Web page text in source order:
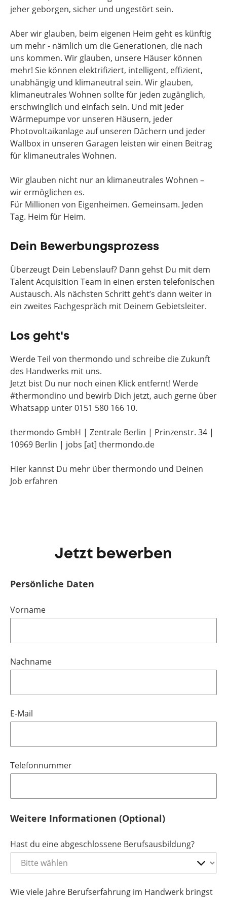
jeher geborgen, sicher und ungestört sein.
Aber wir glauben, beim eigenen Heim geht es künftig
um mehr - nämlich um die Generationen, die nach
uns kommen. Wir glauben, unsere Häuser können
mehr! Sie können elektrifiziert, intelligent, effizient,
unabhängig und klimaneutral sein. Wir glauben,
klimaneutrales Wohnen sollte für jeden zugänglich,
erschwinglich und einfach sein. Und mit jeder
Wärmepumpe vor unseren Häusern, jeder
Photovoltaikanlage auf unseren Dächern und jeder
Wallbox in unseren Garagen leisten wir einen Beitrag
für klimaneutrales Wohnen.
Wir glauben nicht nur an klimaneutrales Wohnen –
wir ermöglichen es.
Für Millionen von Eigenheimen. Gemeinsam. Jeden
Tag. Heim für Heim.
Dein Bewerbungsprozess
Überzeugt Dein Lebenslauf? Dann gehst Du mit dem
Talent Acquisition Team in einen ersten telefonischen
Austausch. Als nächsten Schritt geht’s dann weiter in
ein zweites Fachgespräch mit Deinem Gebietsleiter.
Los geht's
Werde Teil von thermondo und schreibe die Zukunft
des Handwerks mit uns.
Jetzt bist Du nur noch einen Klick entfernt! Werde
#thermondino und bewirb Dich jetzt, auch gerne über
Whatsapp unter 0151 580 166 10.
thermondo GmbH | Zentrale Berlin | Prinzenstr. 34 |
10969 Berlin | jobs [at] thermondo.de
Hier kannst Du mehr über thermondo und Deinen
Job erfahren
Jetzt bewerben
Persönliche Daten
Vorname
Nachname
E-Mail
Telefonnummer
Weitere Informationen (Optional)
Hast du eine abgeschlossene Berufsausbildung?
Wie viele Jahre Berufserfahrung im Handwerk bringst